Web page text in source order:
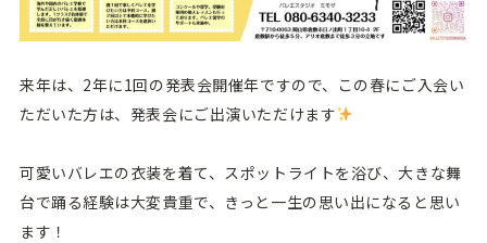
来年は、2年に1回の発表会開催年ですので、この春にご入会い
ただいた方は、発表会にご出演いただけます
可愛いバレエの衣装を着て、スポットライトを浴び、大きな舞
台で踊る経験は大変貴重で、きっと一生の思い出になると思い
ます！